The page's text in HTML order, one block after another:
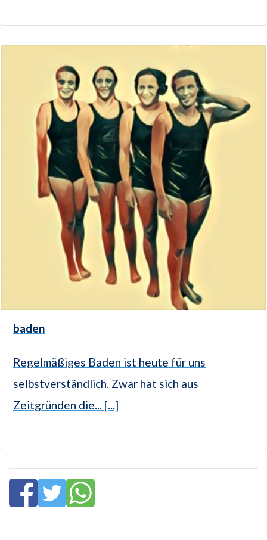
baden
Regelmäßiges Baden ist heute für uns
selbstverständlich. Zwar hat sich aus
Zeitgründen die... [...]